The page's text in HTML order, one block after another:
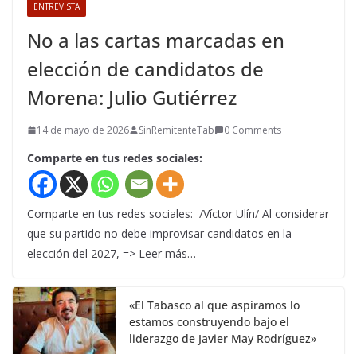
ENTREVISTA
No a las cartas marcadas en
elección de candidatos de
Morena: Julio Gutiérrez
14 de mayo de 2026 SinRemitenteTab 0 Comments
Comparte en tus redes sociales:
Comparte en tus redes sociales: /Víctor Ulín/ Al considerar
que su partido no debe improvisar candidatos en la
elección del 2027, => Leer más…
«El Tabasco al que aspiramos lo
estamos construyendo bajo el
liderazgo de Javier May Rodríguez»